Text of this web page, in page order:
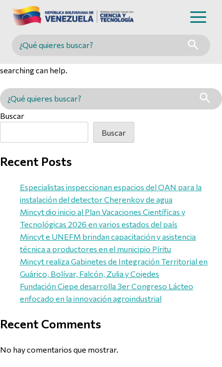
Buscar en MINCYT
searching can help.
Buscar en MINCYT
Buscar
Buscar
Recent Posts
Especialistas inspeccionan espacios del OAN para la
instalación del detector Cherenkov de agua
Mincyt dio inicio al Plan Vacaciones Científicas y
Tecnológicas 2026 en varios estados del país
Mincyt e UNEFM brindan capacitación y asistencia
técnica a productores en el municipio Píritu
Mincyt realiza Gabinetes de Integración Territorial en
Guárico, Bolívar, Falcón, Zulia y Cojedes
Fundación Ciepe desarrolla 3er Congreso Lácteo
enfocado en la innovación agroindustrial
Recent Comments
No hay comentarios que mostrar.